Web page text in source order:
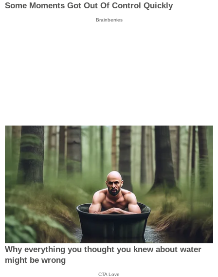
Some Moments Got Out Of Control Quickly
Brainberries
Why everything you thought you knew about water
might be wrong
CTA Love